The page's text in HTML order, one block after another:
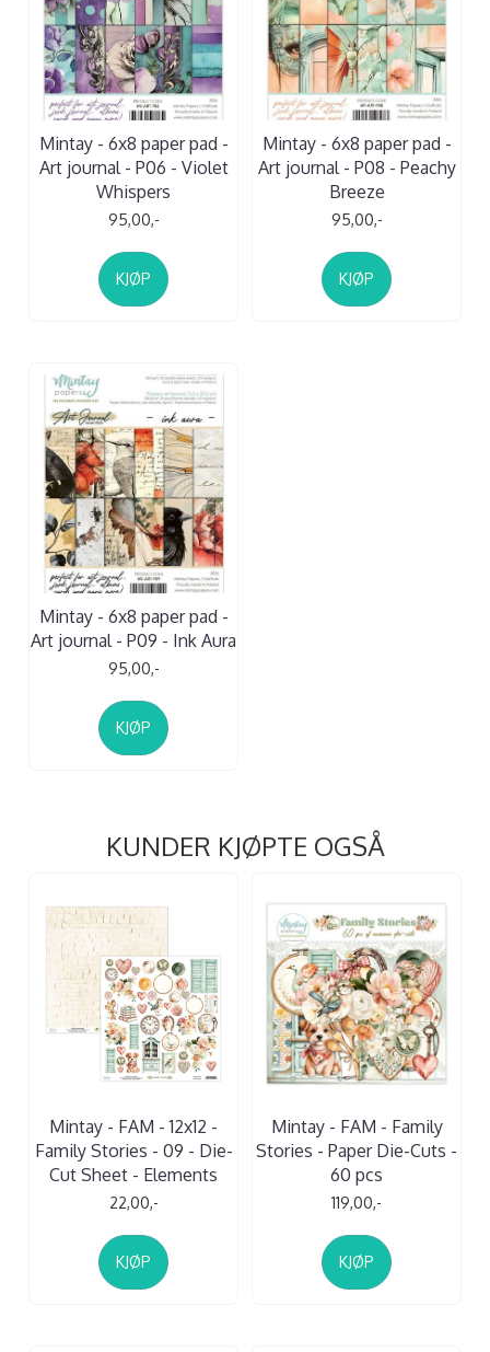
Mintay - 6x8 paper pad -
Art journal - P06 - Violet
Whispers
95,00,-
KJØP
Mintay - 6x8 paper pad -
Art journal - P08 - Peachy
Breeze
95,00,-
KJØP
Mintay - 6x8 paper pad -
Art journal - P09 - Ink Aura
95,00,-
KJØP
KUNDER KJØPTE OGSÅ
Mintay - FAM - 12x12 -
Family Stories - 09 - Die-
Cut Sheet - Elements
22,00,-
KJØP
Mintay - FAM - Family
Stories - Paper Die-Cuts -
60 pcs
119,00,-
KJØP